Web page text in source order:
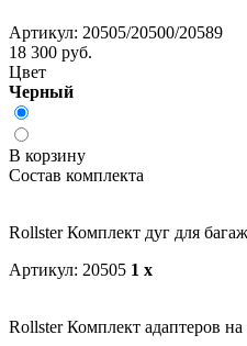
Артикул: 20505/20500/20589
18 300 руб.
Цвет
Черный
В корзину
Состав комплекта
Rollster Комплект дуг для
Артикул: 20505 1 x
Rollster Комплект адаптеров